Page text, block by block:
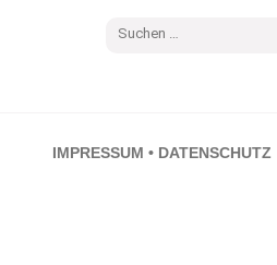
IMPRESSUM • DATENSCHUTZ